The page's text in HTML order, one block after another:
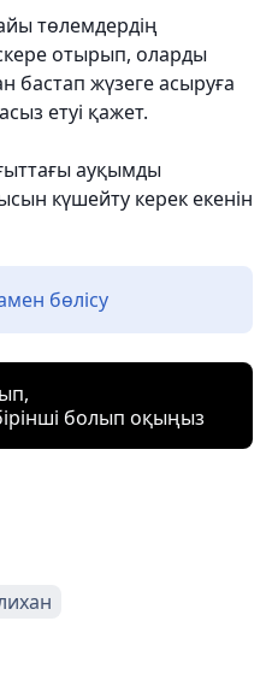
төлемдердің
отырып, оларды
бастап жүзеге асыруға
етуі қажет.
ауқымды
күшейту керек екенін
бөлісу
болып оқыңыз